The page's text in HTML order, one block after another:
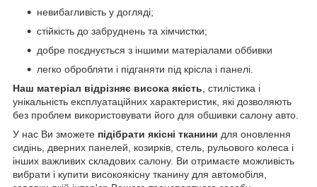
невибагливість у догляді;
стійкість до забруднень та хімчистки;
добре поєднується з іншими матеріалами оббивки
легко обробляти і підганяти під крісла і панелі.
Наш матеріал відрізняє висока якість, стилістика і
унікальність експлуатаційних характеристик, які дозволяють
без проблем використовувати його для обшивки салону авто.
У нас Ви зможете підібрати якісні тканини для оновлення
сидінь, дверних панелей, козирків, стель, рульового колеса і
інших важливих складових салону. Ви отримаєте можливість
вибрати і купити високоякісну тканину для автомобіля,